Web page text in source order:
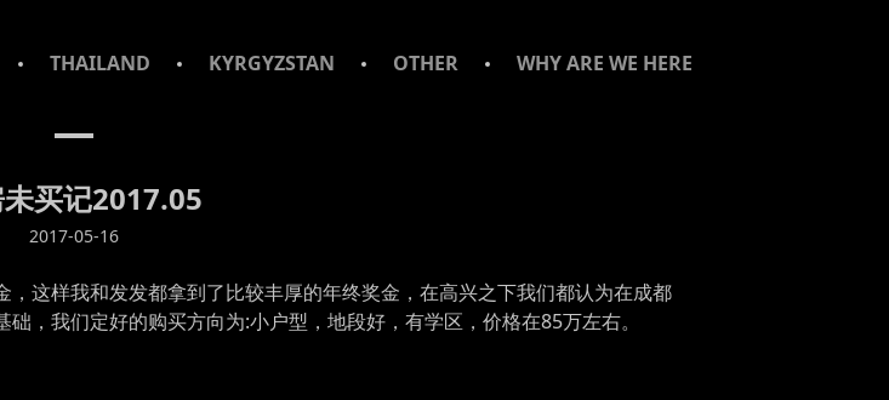
THAILAND KYRGYZSTAN OTHER WHY ARE WE HERE
买记2017.05
2017-05-16
这样我和发发都拿到了比较丰厚的年终奖金，在高兴之下我们都认为在成都
，我们定好的购买方向为:小户型，地段好，有学区，价格在85万左右。